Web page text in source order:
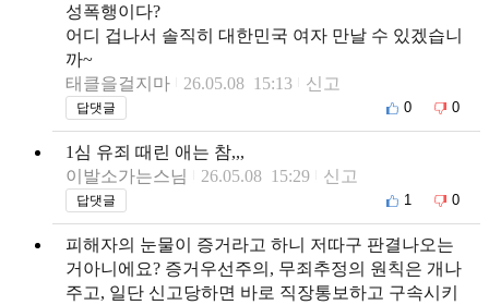
성폭행이다?
어디 겁나서 솔직히 대한민국 여자 만날 수 있겠습니
까~
태클을걸지마
26.05.08 15:13 신고
답댓글 0 0
1심 유죄 때린 애는 참,,,
이발소가는스님
26.05.08 15:29 신고
답댓글 1 0
피해자의 눈물이 증거라고 하니 저따구 판결나오는
거아니에요? 증거우선주의, 무죄추정의 원칙은 개나
주고, 일단 신고당하면 바로 직장통보하고 구속시키